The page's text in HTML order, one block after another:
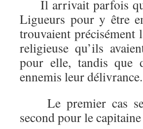
Il arrivait parfois
Ligueurs pour y être
trouvaient précisément
religieuse qu’ils
pour elle, tandis que
ennemis leur délivrance.
Le premier cas se
second pour le